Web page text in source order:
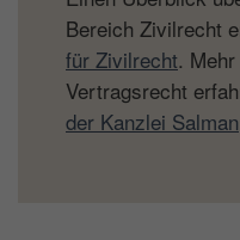
Bereich Zivilrecht
für Zivilrecht.
Vertragsrecht
der Kanzlei Salman